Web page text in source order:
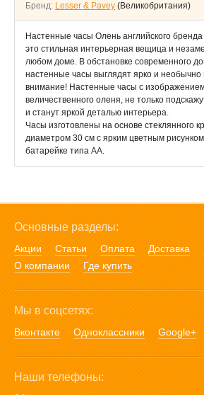
Бренд: Lesser & Pavey (Великобритания)
Настенные часы Олень английского
это стильная интерьерная вещица и
любом доме. В обстановке современного
настенные часы выглядят ярко и необычно
внимание! Настенные часы с изображением
величественного оленя, не только
и станут яркой деталью интерьера.
Часы изготовлены на основе стеклянного
диаметром 30 см с ярким цветным
батарейке типа АА.
Основные разделы:
Акции Статьи Оплата Доставка
О компании
Где купить
Мы в соцсетях:
Вконтакте Одноклассники Google+
Наши телефоны: